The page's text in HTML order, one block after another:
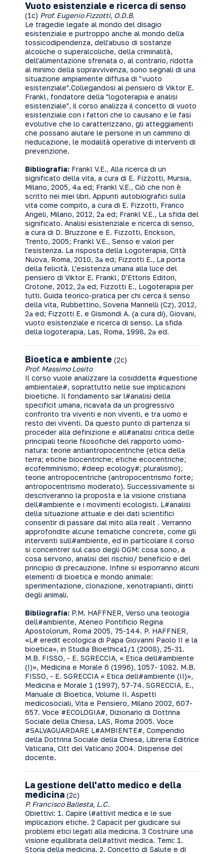
Vuoto esistenziale e ricerca di senso
(1c) Prof. Eugenio Fizzotti, O.D.B.
Le tragedie legate al mondo del disagio
esistenziale e purtroppo anche al mondo della
tossicodipendenza, dell'abuso di sostanze
alcoliche o superalcoliche, della criminalità,
dell'alimentazione sfrenata o, al contrario, ridotta
al minimo della sopravvivenza, sono segnali di una
situazione ampiamente diffusa di "vuoto
esistenziale".Collegandosi al pensiero di Viktor E.
Frankl, fondatore della "logoterapia e analisi
esistenziale", il corso analizza il concetto di vuoto
esistenziale con i fattori che lo causano e le fasi
evolutive che lo caratterizzano, gli atteggiamenti
che possano aiutare le persone in un cammino di
rieducazione, le modalità operative di interventi di
prevenzione.
Bibliografia: Frankl V.E., Alla ricerca di un
significato della vita, a cura di E. Fizzotti, Mursia,
Milano, 2005, 4ª ed; Frankl V.E., Ciò che non è
scritto nei miei libri. Appunti autobiografici sulla
vita come compito, a cura di E. Fizzotti, Franco
Angeli, Milano, 2012, 2ª ed; Frankl V.E., La sfida del
significato. Analisi esistenziale e ricerca di senso,
a cura di D. Bruzzone e E. Fizzotti, Erickson,
Trento, 2005; Frankl V.E., Senso e valori per
l'esistenza. La risposta della Logoterapia, Città
Nuova, Roma, 2010, 3ª ed; Fizzotti E., La porta
della felicità. L'esistenza umana alla luce del
pensiero di Viktor E. Frankl, D'Ettoris Editori,
Crotone, 2012, 2ª ed; Fizzotti E., Logoterapia per
tutti. Guida teorico-pratica per chi cerca il senso
della vita, Rubbettino, Soveria Mannelli (Cz), 2012,
2ª ed; Fizzotti E. e Gismondi A. (a cura di), Giovani,
vuoto esistenziale e ricerca di senso. La sfida
della logoterapia, Las, Roma, 1998, 2ª ed.
Bioetica e ambiente (2c)
Prof. Massimo Losito
Il corso vuole analizzare la cosiddetta #questione
ambientale#, soprattutto nelle sue implicazioni
bioetiche. Il fondamento sar l#analisi della
specificit umana, ricavata da un progressivo
confronto tra viventi e non viventi, e tra uomo e
resto dei viventi. Da questo punto di partenza si
proceder alla definizione e all#analisi critica delle
principali teorie filosofiche del rapporto uomo-
natura: teorie antiantropocentriche (etica della
terra; etiche biocentriche; etiche ecocentriche;
ecofemminismo; #deep ecology#; pluralismo);
teorie antropocentriche (antropocentrismo forte;
antropocentrismo moderato). Successivamente si
descriveranno la proposta e la visione cristiana
dell#ambiente e i movimenti ecologisti. L#analisi
della situazione attuale e dei dati scientifici
consentir di passare dal mito alla realt . Verranno
approfondite alcune tematiche concrete, come gli
interventi sull#ambiente, ed in particolare il corso
si concentrer sul caso degli OGM: cosa sono, a
cosa servono, analisi del rischio/ beneficio e del
principio di precauzione. Infine si esporranno alcuni
elementi di bioetica e mondo animale:
sperimentazione, clonazione, xenotrapianti, diritti
degli animali.
Bibliografia: P.M. HAFFNER, Verso una teologia
dell#ambiente, Ateneo Pontificio Regina
Apostolorum, Roma 2005, 75-144. P. HAFFNER,
«L# eredit ecologica di Papa Giovanni Paolo II e la
bioetica», in Studia Bioethica1/1 (2008), 25-31.
M.B. FISSO, - E. SGRECCIA, « Etica dell#ambiente
(I)», Medicina e Morale 6 (1996), 1057- 1082. M.B.
FISSO, - E. SGRECCIA « Etica dell#ambiente (II)»,
Medicina e Morale 1 (1997), 57-74. SGRECCIA, E.,
Manuale di Bioetica, Volume II. Aspetti
medicosociali, Vita e Pensiero, Milano 2002, 607-
657. Voce #ECOLOGIA#, Dizionario di Dottrina
Sociale della Chiesa, LAS, Roma 2005. Voce
#SALVAGUARDARE L#AMBIENTE#, Compendio
della Dottrina Sociale della Chiesa, Libreria Editrice
Vaticana, Citt del Vaticano 2004. Dispense del
docente.
La gestione dell'atto medico e della
medicina (2c)
P. Francisco Ballesta, L.C.
Obiettivi: 1. Capire l#attivit medica e le sue
implicazioni etiche. 2 Capacit per giudicare sui
problemi etici legati alla medicina. 3 Costruire una
visione equilibrata dell#attivit medica. Temi: 1.
Storia della medicina. 2. Concetto di Salute e di